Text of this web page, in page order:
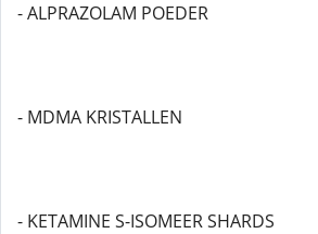
- ALPRAZOLAM POEDER
- MDMA KRISTALLEN
- KETAMINE S-ISOMEER SHARDS